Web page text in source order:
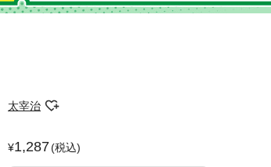
太宰治
1,287(税込)